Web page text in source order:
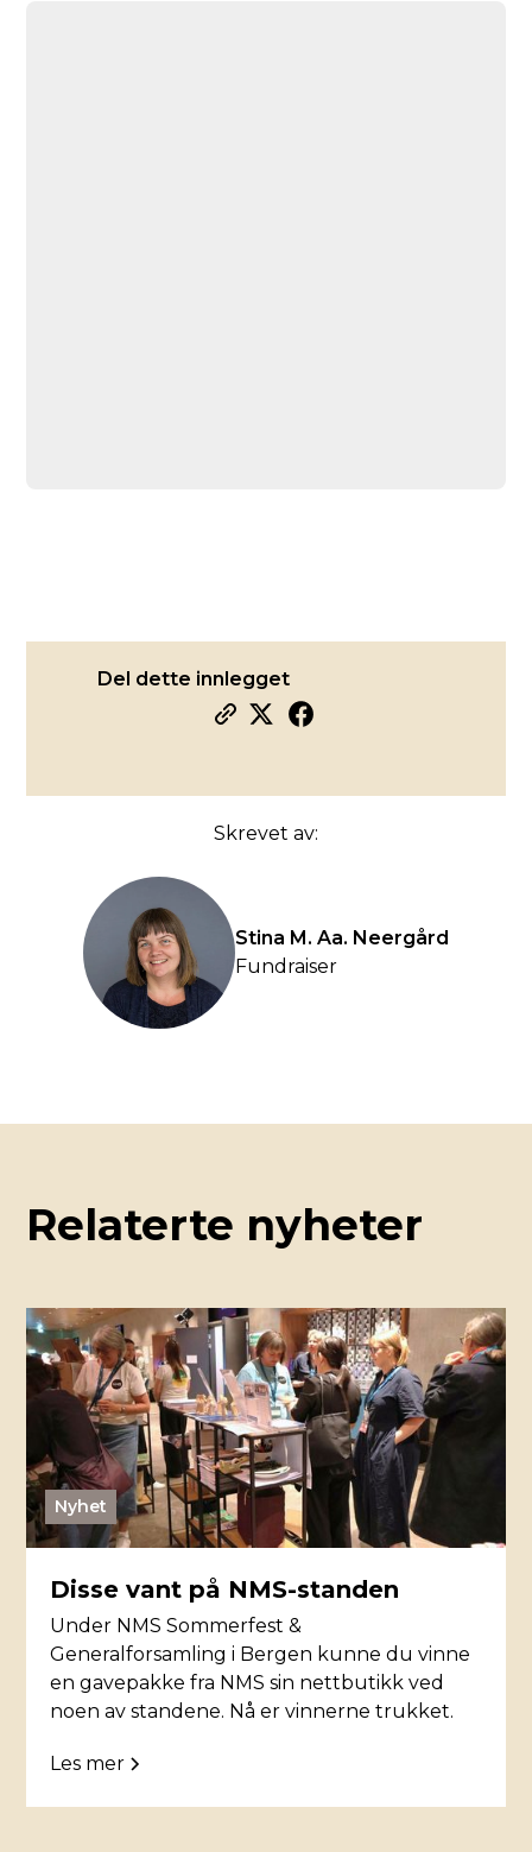
Del dette innlegget
Skrevet av:
Stina M. Aa. Neergård
Fundraiser
Relaterte nyheter
Nyhet
Disse vant på NMS-standen
Under NMS Sommerfest &
Generalforsamling i Bergen kunne du vinne
en gavepakke fra NMS sin nettbutikk ved
noen av standene. Nå er vinnerne trukket.
Les mer